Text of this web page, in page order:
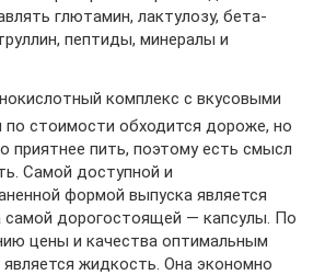
глютамин, лактулозу, бета-
пептиды, минералы и
комплекс с вкусовыми
по стоимости обходится дороже, но
приятнее пить, поэтому есть смысл
Самой доступной и
формой выпуска является
самой дорогостоящей — капсулы. По
цены и качества оптимальным
жидкость. Она экономно